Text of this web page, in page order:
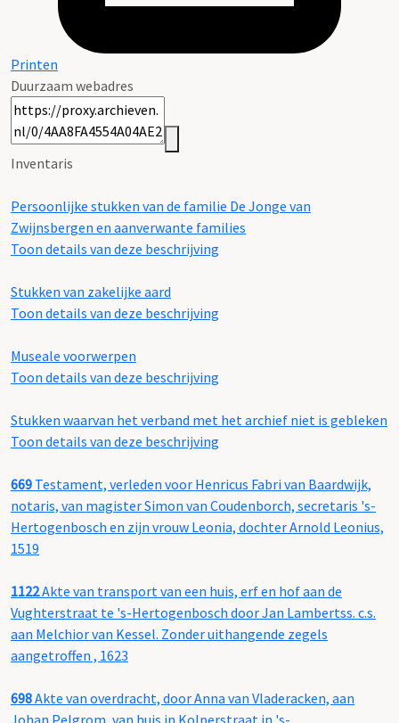
Printen
Duurzaam webadres
Inventaris
Persoonlijke stukken van de familie De Jonge van
Zwijnsbergen en aanverwante families
Toon details van deze beschrijving
Stukken van zakelijke aard
Toon details van deze beschrijving
Museale voorwerpen
Toon details van deze beschrijving
Stukken waarvan het verband met het archief niet is gebleken
Toon details van deze beschrijving
669 Testament, verleden voor Henricus Fabri van Baardwijk,
notaris, van magister Simon van Coudenborch, secretaris 's-
Hertogenbosch en zijn vrouw Leonia, dochter Arnold Leonius,
1519
1122Akte van transport van een huis, erf en hof aan de
Vughterstraat te 's-Hertogenbosch door Jan Lambertss. c.s.
aan Melchior van Kessel. Zonder uithangende zegels
aangetroffen , 1623
698Akte van overdracht, door Anna van Vladeracken, aan